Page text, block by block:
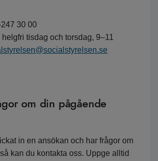
30 00
helgfri tisdag och torsdag, 9–11
om din pågående
in en ansökan och har frågor om
kan du kontakta oss. Uppge alltid